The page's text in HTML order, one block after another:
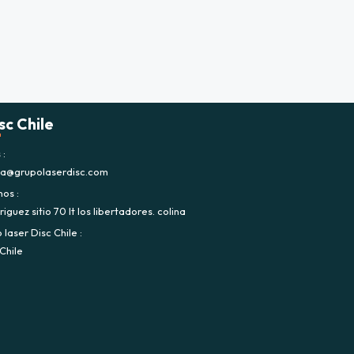
Chile
sitio 70 lt los libertadores. colina
Disc Chile